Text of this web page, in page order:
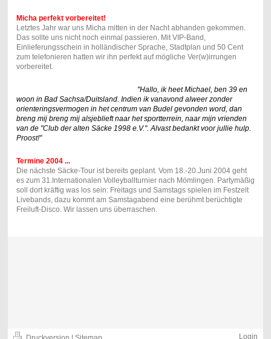
Micha perfekt vorbereitet!
Letztes Jahr war uns Micha mitten in der Nacht abhanden gekommen.
Das sollte uns nicht noch einmal passieren. Mit VIP-Band,
Einlieferungsschein in holländischer Sprache, Stadtplan und 50 Cent
zum telefonieren hatten wir ihn perfekt auf mögliche Ver(w)irrungen
vorbereitet.
"Hallo, ik heet Michael, ben 39 en
woon in Bad Sachsa/Duitsland. Indien ik vanavond alweer zonder
orienteringsvermogen in het centrum van Budel gevonden word, dan
breng mij breng mij alsjeblieft naar het sportterrein, naar mijn vrienden
van de "Club der alten Säcke 1998 e.V.". Alvast bedankt voor jullie hulp.
Proost!"
Termine 2004 ...
Die nächste Säcke-Tour ist bereits geplant. Vom 18.-20.Juni 2004 geht
es zum 31.Internationalen Volleyballturnier nach Mömlingen. Partymäßig
soll dort kräftig was los sein: Freitags und Samstags spielen im Festzelt
Livebands, dazu kommt am Samstagabend eine berühmt berüchtigte
Freiluft-Disco. Wir lassen uns überraschen.
Login